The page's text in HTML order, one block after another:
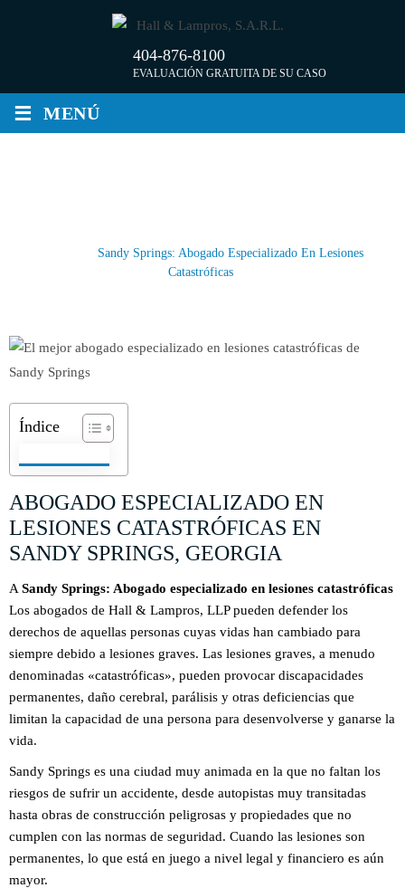
404-876-8100
EVALUACIÓN GRATUITA DE SU CASO
≡ MENÚ
Sandy Springs: Abogado Especializado En Lesiones
Catastróficas
Índice
ABOGADO ESPECIALIZADO EN
LESIONES CATASTRÓFICAS EN
SANDY SPRINGS, GEORGIA
A Sandy Springs: Abogado especializado en lesiones catastróficas
Los abogados de Hall & Lampros, LLP pueden defender los
derechos de aquellas personas cuyas vidas han cambiado para
siempre debido a lesiones graves. Las lesiones graves, a menudo
denominadas «catastróficas», pueden provocar discapacidades
permanentes, daño cerebral, parálisis y otras deficiencias que
limitan la capacidad de una persona para desenvolverse y ganarse la
vida.
Sandy Springs es una ciudad muy animada en la que no faltan los
riesgos de sufrir un accidente, desde autopistas muy transitadas
hasta obras de construcción peligrosas y propiedades que no
cumplen con las normas de seguridad. Cuando las lesiones son
permanentes, lo que está en juego a nivel legal y financiero es aún
mayor.